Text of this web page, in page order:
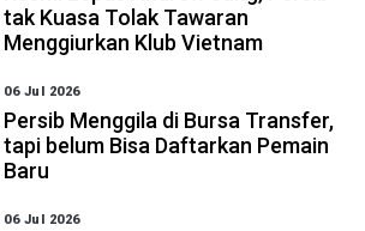
tak Kuasa Tolak Tawaran
Menggiurkan Klub Vietnam
06 Jul 2026
Persib Menggila di Bursa Transfer,
tapi belum Bisa Daftarkan Pemain
Baru
06 Jul 2026